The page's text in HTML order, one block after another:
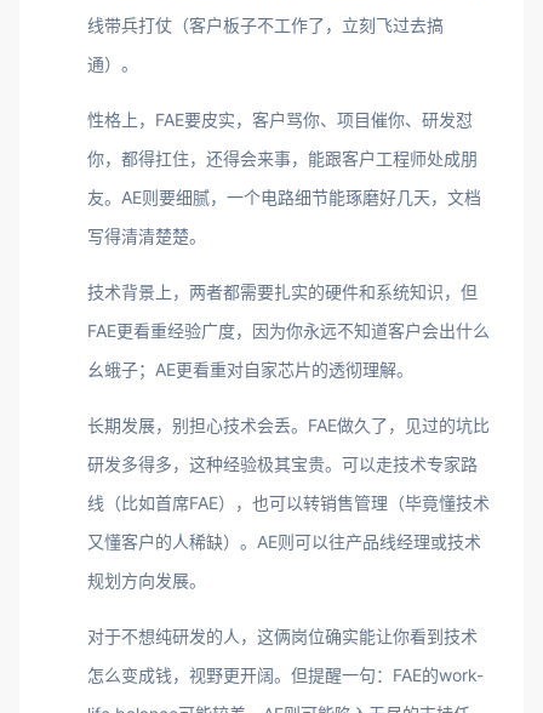
线带兵打仗（客户板子不工作了，立刻飞过去搞
通）。
性格上，FAE要皮实，客户骂你、项目催你、研发怼
你，都得扛住，还得会来事，能跟客户工程师处成朋
友。AE则要细腻，一个电路细节能琢磨好几天，文档
写得清清楚楚。
技术背景上，两者都需要扎实的硬件和系统知识，但
FAE更看重经验广度，因为你永远不知道客户会出什么
幺蛾子；AE更看重对自家芯片的透彻理解。
长期发展，别担心技术会丢。FAE做久了，见过的坑比
研发多得多，这种经验极其宝贵。可以走技术专家路
线（比如首席FAE），也可以转销售管理（毕竟懂技术
又懂客户的人稀缺）。AE则可以往产品线经理或技术
规划方向发展。
对于不想纯研发的人，这俩岗位确实能让你看到技术
怎么变成钱，视野更开阔。但提醒一句：FAE的work-